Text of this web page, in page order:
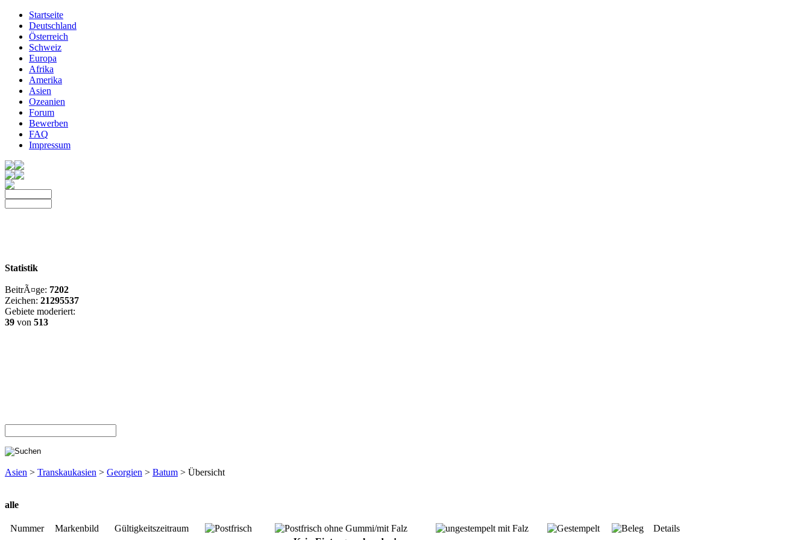
Startseite
Deutschland
Österreich
Schweiz
Europa
Afrika
Amerika
Asien
Ozeanien
Forum
Bewerben
FAQ
Impressum
Statistik
BeitrÃ¤ge: 7202
Zeichen: 21295537
Gebiete moderiert:
39 von 513
Asien > Transkaukasien > Georgien > Batum > Übersicht
alle
Nummer Markenbild Gültigkeitszeitraum
Details